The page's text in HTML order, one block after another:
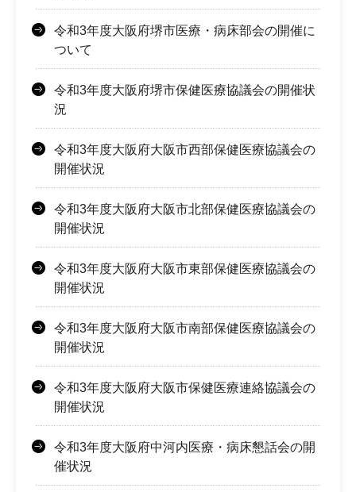
令和3年度大阪府堺市医療・病床部会の開催に
ついて
令和3年度大阪府堺市保健医療協議会の開催状
況
令和3年度大阪府大阪市西部保健医療協議会の
開催状況
令和3年度大阪府大阪市北部保健医療協議会の
開催状況
令和3年度大阪府大阪市東部保健医療協議会の
開催状況
令和3年度大阪府大阪市南部保健医療協議会の
開催状況
令和3年度大阪府大阪市保健医療連絡協議会の
開催状況
令和3年度大阪府中河内医療・病床懇話会の開
催状況